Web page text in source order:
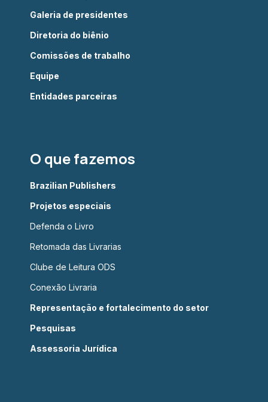
Galeria de presidentes
Diretoria do biênio
Comissões de trabalho
Equipe
Entidades parceiras
O que fazemos
Brazilian Publishers
Projetos especiais
Defenda o Livro
Retomada das Livrarias
Clube de Leitura ODS
Conexão Livraria
Representação e fortalecimento do setor
Pesquisas
Assessoria Jurídica